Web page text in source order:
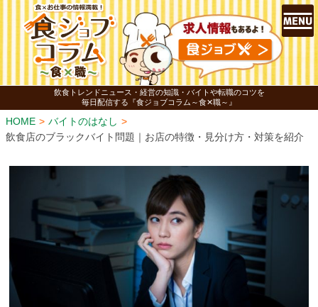
飲食トレンドニュース・経営の知識・バイトや転職のコツを
毎日配信する『食ジョブコラム～食✕職～』
HOME
バイトのはなし
飲食店のブラックバイト問題｜お店の特徴・見分け方・対策を紹介